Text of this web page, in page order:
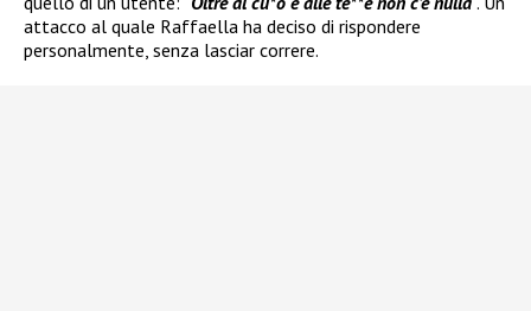
attacco al quale Raffaella ha deciso di rispondere
personalmente, senza lasciar correre.